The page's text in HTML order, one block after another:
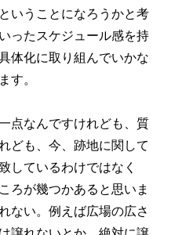
いうことになろうかと考
ったスケジュール感を持
体化に取り組んでいかな
す。
点なんですけれども、質
ども、今、跡地に関して
しているわけではなく
ろが幾つかあると思いま
ない。例えば広場の広さ